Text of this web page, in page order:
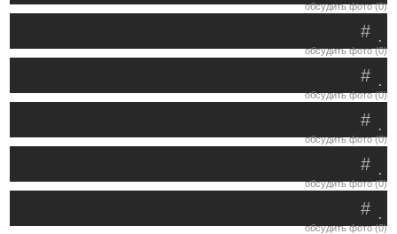
обсудить фото (0)
.
#
обсудить фото (0)
.
#
обсудить фото (0)
.
#
обсудить фото (0)
.
#
обсудить фото (0)
.
#
обсудить фото (0)